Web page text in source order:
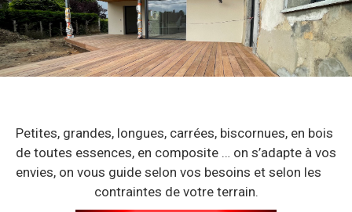
Petites, grandes, longues, carrées, biscornues, en bois
de toutes essences, en composite … on s’adapte à vos
envies, on vous guide selon vos besoins et selon les
contraintes de votre terrain.